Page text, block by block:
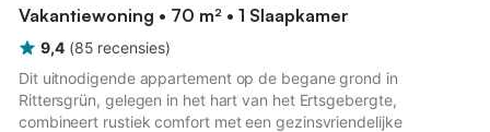
Vakantiewoning • 70 m² • 1 Slaapkamer
9,4 (85 recensies)
Dit uitnodigende appartement op de begane grond in
Rittersgrün, gelegen in het hart van het Ertsgebergte,
combineert rustiek comfort met een gezinsvriendelijke